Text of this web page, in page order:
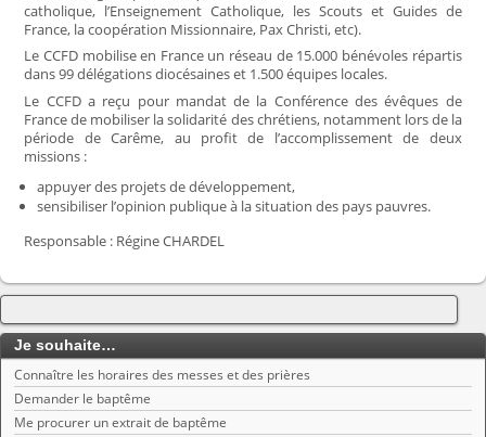
catholique, l’Enseignement Catholique, les Scouts et Guides de
France, la coopération Missionnaire, Pax Christi, etc).
Le CCFD mobilise en France un réseau de 15.000 bénévoles répartis
dans 99 délégations diocésaines et 1.500 équipes locales.
Le CCFD a reçu pour mandat de la Conférence des évêques de
France de mobiliser la solidarité des chrétiens, notamment lors de la
période de Carême, au profit de l’accomplissement de deux
missions :
appuyer des projets de développement,
sensibiliser l’opinion publique à la situation des pays pauvres.
Responsable : Régine CHARDEL
Je souhaite…
Connaître les horaires des messes et des prières
Demander le baptême
Me procurer un extrait de baptême